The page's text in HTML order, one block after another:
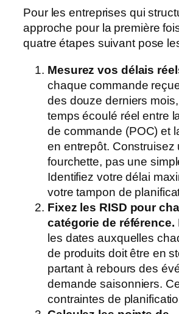
Pour les entreprises qui
approche pour la première
quatre étapes suivant pose
Mesurez vos délais
chaque commande
des douze derniers
temps écoulé réel entre
de commande (POC) et
en entrepôt. Construisez
fourchette, pas une
Identifiez votre délai
votre tampon de
Fixez les RISD pour
catégorie de référence.
les dates auxquelles
de produits doit être en
partant à rebours des
demande saisonniers.
contraintes de